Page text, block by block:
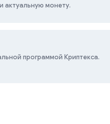
актуальную монету.
программой Криптекса.